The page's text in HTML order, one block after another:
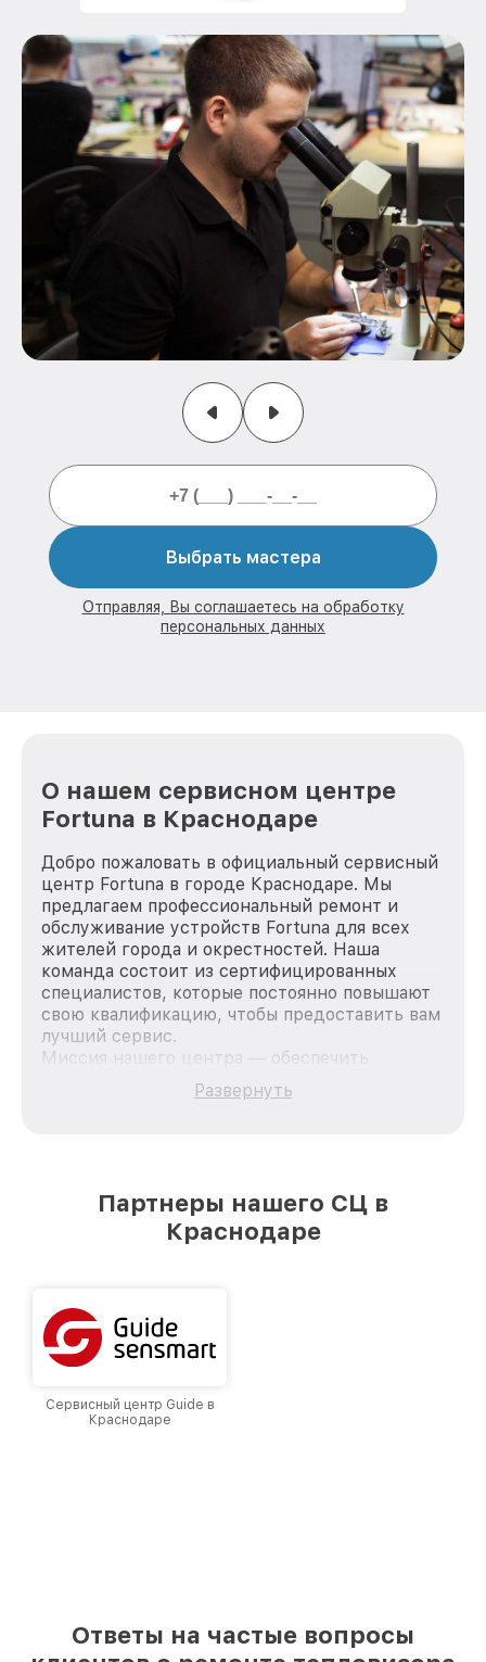
Выбрать мастера
Отправляя, Вы соглашаетесь на обработку
персональных данных
О нашем сервисном центре
Fortuna в Краснодаре
Добро пожаловать в официальный сервисный
центр Fortuna в городе Краснодаре. Мы
предлагаем профессиональный ремонт и
обслуживание устройств Fortuna для всех
жителей города и окрестностей. Наша
команда состоит из сертифицированных
специалистов, которые постоянно повышают
свою квалификацию, чтобы предоставить вам
лучший сервис.
Миссия нашего центра — обеспечить
качественный и доступный ремонт для
каждого пользователя продукции Fortuna, вне
лучшим сервисным центром Fortuna в городе
Краснодаре, постоянно повышая уровень
Развернуть
Партнеры нашего СЦ в
Краснодаре
Сервисный центр Guide в
Краснодаре
Ответы на частые вопросы